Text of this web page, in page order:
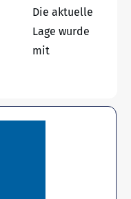
Die aktuelle
Lage wurde
mit